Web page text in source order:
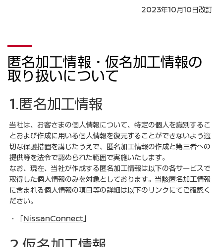
2023年10月10日改訂
匿名加工情報・仮名加工情報の
取り扱いについて
1.匿名加工情報
当社は、お客さまの個人情報について、特定の個人を識別するこ
とおよび作成に用いる個人情報を復元することができないよう適
切な保護措置を講じたうえで、匿名加工情報の作成と第三者への
提供等を法令で認められた範囲で実施いたします。
なお、現在、当社が作成する匿名加工情報は以下の各サービスで
取得した個人情報のみを対象としております。当該匿名加工情報
に含まれる個人情報の項目等の詳細は以下のリンクにてご確認く
ださい。
・「NissanConnect
2.仮名加工情報